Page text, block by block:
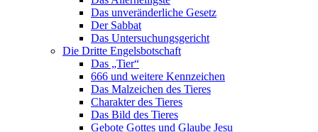
Das unveränderliche Gesetz
Der Sabbat
Das Untersuchungsgericht
Die Dritte Engelsbotschaft
Das „Tier“
666 und weitere Kennzeichen
Das Malzeichen des Tieres
Charakter des Tieres
Das Bild des Tieres
Gebote Gottes und Glaube Jesu